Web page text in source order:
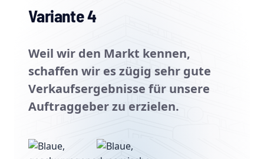
Variante 4
Weil wir den Markt kennen,
schaffen wir es zügig sehr gute
Verkaufsergebnisse für unsere
Auftraggeber zu erzielen.